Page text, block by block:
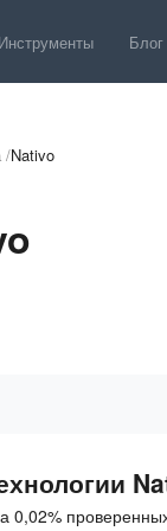
Инструменты Блог
/Nativo
0,02%